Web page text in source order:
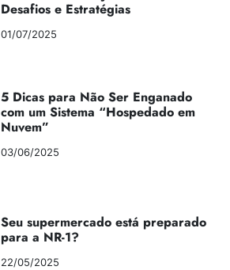
Desafios e Estratégias
01/07/2025
5 Dicas para Não Ser Enganado
com um Sistema “Hospedado em
Nuvem”
03/06/2025
Seu supermercado está preparado
para a NR-1?
22/05/2025